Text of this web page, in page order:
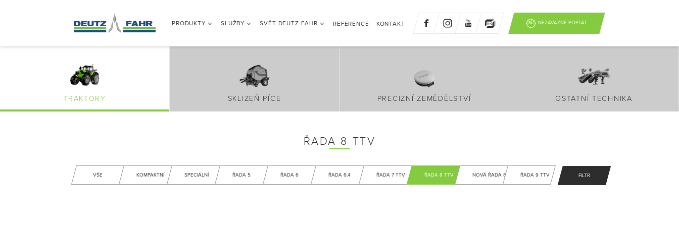
PRODUKTY SLUŽBY SVĚT DEUTZ-FAHR REFERENCE KONTAKT NEZÁVAZNĚ POPTAT
TRAKTORY SKLIZEŇ PÍCE PRECIZNÍ ZEMĚDĚLSTVÍ OSTATNÍ TECHNIKA
ŘADA 8 TTV
VŠE KOMPAKTNÍ SPECIÁLNÍ ŘADA 5 ŘADA 6 ŘADA 6.4 ŘADA 7 TTV ŘADA 8 TTV NOVÁ ŘADA 8 ŘADA 9 TTV FILTR